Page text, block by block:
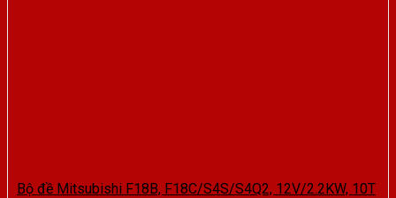
Bộ đề Mitsubishi F18B, F18C/S4S/S4Q2, 12V/2.2KW, 10T